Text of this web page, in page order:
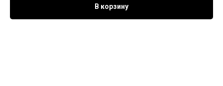
В корзину